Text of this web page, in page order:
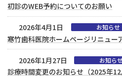
初診のWEB予約についてのお願い
2026年4月1日 お知らせ
寒竹歯科医院ホームページリニュー
2026年1月27日 お知ら
診療時間変更のお知らせ（2025年12